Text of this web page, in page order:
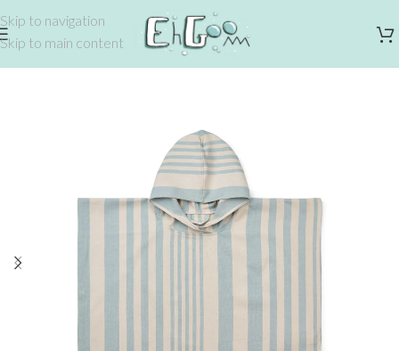
Skip to navigation
Skip to main content